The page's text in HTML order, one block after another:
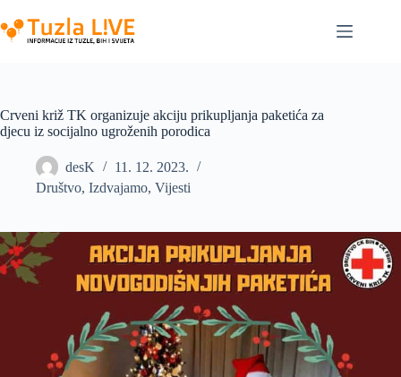
to
content
Crveni križ TK organizuje akciju prikupljanja paketića za
djecu iz socijalno ugroženih porodica
desK
11. 12. 2023.
Društvo, Izdvajamo, Vijesti